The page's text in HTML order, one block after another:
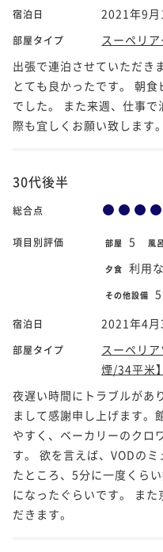
宿泊日 2021年9月
部屋タイプ
スーペリ
出張で連泊させていただき
とても良かったです。 朝
でした。 また来週、仕事
際も宜しくお願い致します。
30代後半
総合点
項目別評価 部屋 5 風呂
夕食 利用
その他設備 5
宿泊日 2021年4月
部屋タイプ
スーペリ
煙/34平米】
夜遅い時間にトラブルがあ
まして感謝申し上げます。
やすく、ベーカリーのクロ
す。 欲を言えば、VODの
たところ、5分に一度くら
になったぐらいです。 ま
だきます。